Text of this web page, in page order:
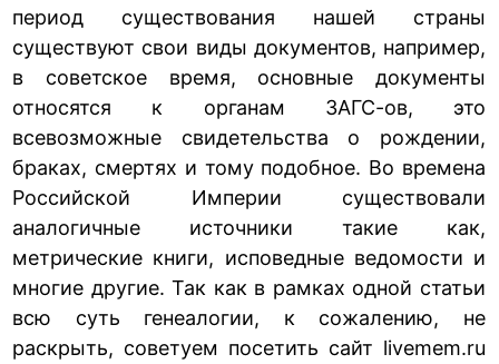
период существования нашей страны
существуют свои виды документов, например,
в советское время, основные документы
относятся к органам ЗАГС-ов, это
всевозможные свидетельства о рождении,
браках, смертях и тому подобное. Во времена
Российской Империи существовали
аналогичные источники такие как,
метрические книги, исповедные ведомости и
многие другие. Так как в рамках одной статьи
всю суть генеалогии, к сожалению, не
раскрыть, советуем посетить сайт livemem.ru